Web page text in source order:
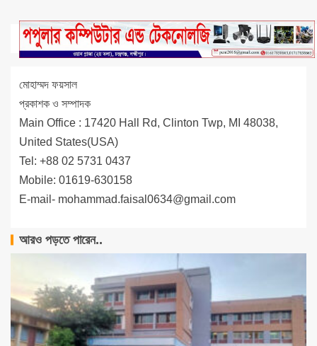
মোহাম্মদ ফয়সাল
প্রকাশক ও সম্পাদক
Main Office : 17420 Hall Rd, Clinton Twp, MI 48038,
United States(USA)
Tel: +88 02 5731 0437
Mobile: 01619-630158
E-mail- mohammad.faisal0634@gmail.com
আরও পড়তে পারেন..